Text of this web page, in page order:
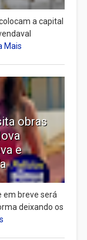
a capital
Mais
obras
e
em breve será
deixando os